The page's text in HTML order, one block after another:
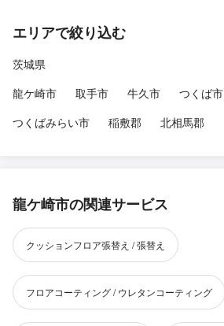
エリアで絞り込む
茨城県
龍ケ崎市
取手市 牛久市 つくば市
つくばみらい市
稲敷郡 北相馬郡
龍ケ崎市の関連サービス
クッションフロア張替え / 張替え
フロアコーティング / ウレタンコーティング